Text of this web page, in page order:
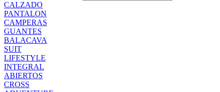
CALZADO
PANTALON
CAMPERAS
GUANTES
BALACAVA
SUIT
LIFESTYLE
INTEGRAL
ABIERTOS
CROSS